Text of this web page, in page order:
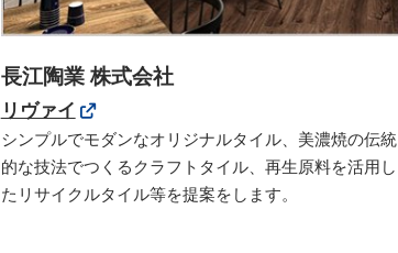
長江陶業 株式会社
リヴァイ
シンプルでモダンなオリジナルタイル、美濃焼の伝統
的な技法でつくるクラフトタイル、再生原料を活用し
たリサイクルタイル等を提案をします。